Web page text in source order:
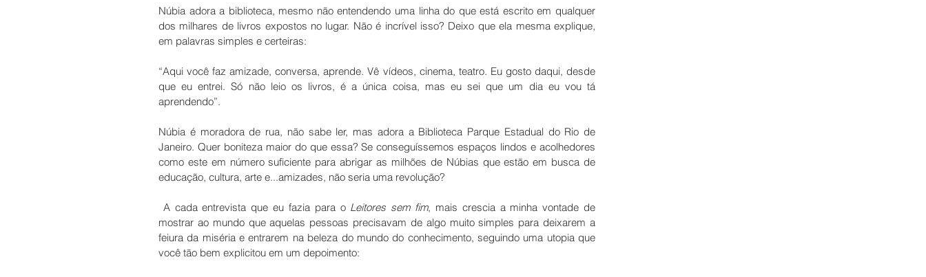
Núbia adora a biblioteca, mesmo não entendendo uma linha do que está escrito em qualquer
dos milhares de livros expostos no lugar. Não é incrível isso? Deixo que ela mesma explique,
em palavras simples e certeiras:
“Aqui você faz amizade, conversa, aprende. Vê vídeos, cinema, teatro. Eu gosto daqui, desde
que eu entrei. Só não leio os livros, é a única coisa, mas eu sei que um dia eu vou tá
aprendendo”.
Núbia é moradora de rua, não sabe ler, mas adora a Biblioteca Parque Estadual do Rio de
Janeiro. Quer boniteza maior do que essa? Se conseguíssemos espaços lindos e acolhedores
como este em número suficiente para abrigar as milhões de Núbias que estão em busca de
educação, cultura, arte e...amizades, não seria uma revolução?
A cada entrevista que eu fazia para o Leitores sem fim, mais crescia a minha vontade de
mostrar ao mundo que aquelas pessoas precisavam de algo muito simples para deixarem a
feiura da miséria e entrarem na beleza do mundo do conhecimento, seguindo uma utopia que
você tão bem explicitou em um depoimento: